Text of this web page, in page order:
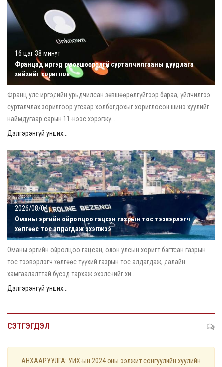
16 цаг 38 минут
Францад иргэд рүү зөвшөөрөлгүй сурталчилгааны дуудлага
хийхийг хориглов
Франц улс иргэдийн урьдчилсан зөвшөөрөлгүйгээр бараа, үйлчилгээ
сурталчлах зорилгоор утсаар холбогдохыг хориглосон шинэ хуулийг
наймдугаар сарын 11-нээс хэрэгжү...
Дэлгэрэнгүй унших...
2026/08/04
Оманы эргийн ойролцоо гацсан газрын тос тээвэрлэгч
хөлгөөс тос алдагдаж эхэлжээ
Оманы эргийн ойролцоо гацсан, олон улсын хоригт багтсан газрын
тос тээвэрлэгч хөлгөөс түүхий газрын тос алдагдаж, далайн
хамгаалалттай бүсэд тархаж эхэлснийг хи...
Дэлгэрэнгүй унших...
СЭТГЭГДЭЛ
АНХААРУУЛГА: УИХ-ын 2024 оны ээлжит сонгуулийн хуулийн